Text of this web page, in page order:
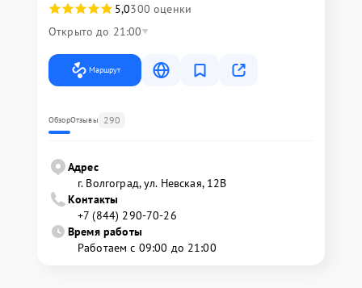
5,0300 оценки
Открыто до 21:00
Маршрут
ОбзорОтзывы 290
Адрес
г. Волгоград, ул. Невская, 12В
Контакты
+7 (844) 290-70-26
Время работы
Работаем с 09:00 до 21:00